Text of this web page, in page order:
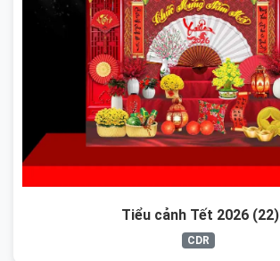
Tiểu cảnh Tết 2026 (22)
CDR